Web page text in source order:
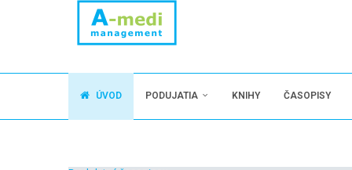
ÚVOD PODUJATIA KNIHY ČASOPISY